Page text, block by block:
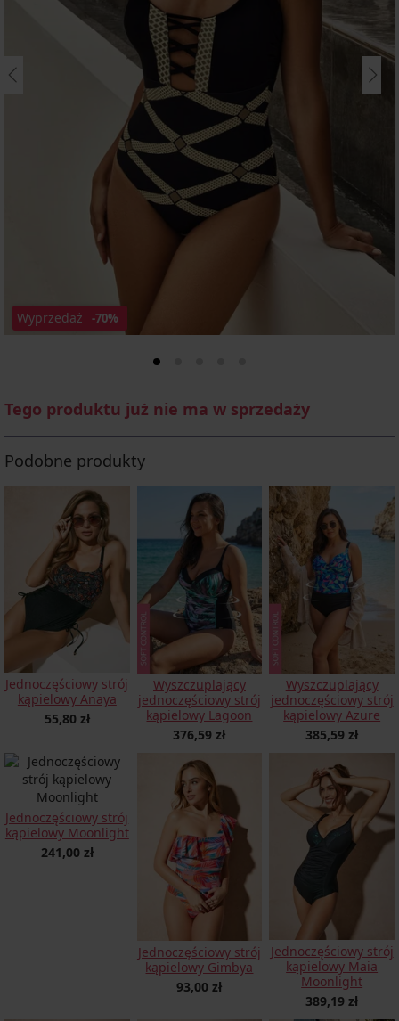
Wyprzedaż -70%
Tego produktu już nie ma w sprzedaży
Podobne produkty
Jednoczęściowy strój
kąpielowy Anaya
55,80 zł
Wyszczuplający
jednoczęściowy strój
kąpielowy Lagoon
376,59 zł
Wyszczuplający
jednoczęściowy strój
kąpielowy Azure
385,59 zł
Jednoczęściowy strój
kąpielowy Moonlight
241,00 zł
Jednoczęściowy strój
kąpielowy Gimbya
93,00 zł
Jednoczęściowy strój
kąpielowy Maia
Moonlight
389,19 zł